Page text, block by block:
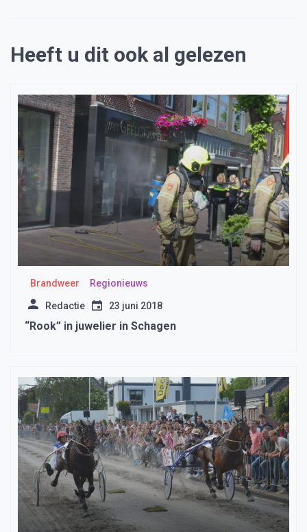
Heeft u dit ook al gelezen
Brandweer Regionieuws
Redactie 23 juni 2018
“Rook” in juwelier in Schagen